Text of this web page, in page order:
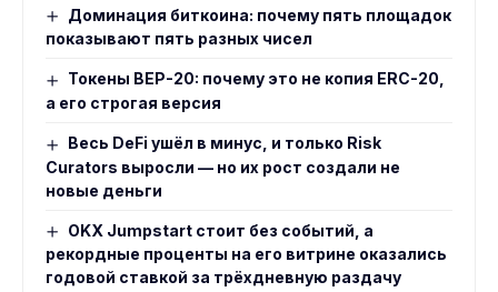
Доминация биткоина: почему пять площадок
показывают пять разных чисел
Токены BEP-20: почему это не копия ERC-20,
а его строгая версия
Весь DeFi ушёл в минус, и только Risk
Curators выросли — но их рост создали не
новые деньги
OKX Jumpstart стоит без событий, а
рекордные проценты на его витрине оказались
годовой ставкой за трёхдневную раздачу